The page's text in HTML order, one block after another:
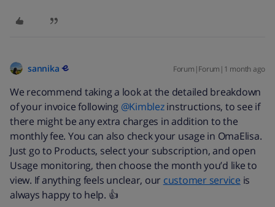
sannika Forum|Forum|1 month ago
We recommend taking a look at the detailed breakdown
of your invoice following ​ @Kimblezinstructions, to see if
there might be any extra charges in addition to the
monthly fee. You can also check your usage in OmaElisa.
Just go to Products, select your subscription, and open
Usage monitoring, then choose the month you’d like to
view. If anything feels unclear, our customer service is
always happy to help. 👍